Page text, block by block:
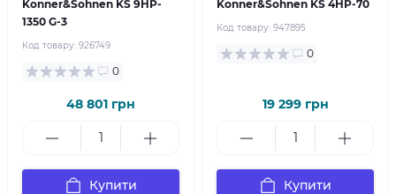
Konner&Sohnen KS 9HP-
1350 G-3
Код товару: 926749
0
48 801 грн
Купити
Konner&Sohnen KS 4HP-70
Код товару: 947895
0
19 299 грн
Купити